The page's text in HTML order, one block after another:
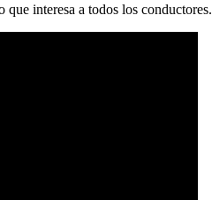
interesa a todos los conductores.